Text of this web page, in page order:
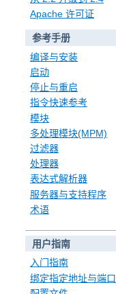
Apache 许可证
参考手册
编译与安装
启动
停止与重启
指令快速参考
模块
多处理模块(MPM)
过滤器
处理器
表达式解析器
服务器与支持程序
术语
用户指南
入门指南
绑定指定地址与端口